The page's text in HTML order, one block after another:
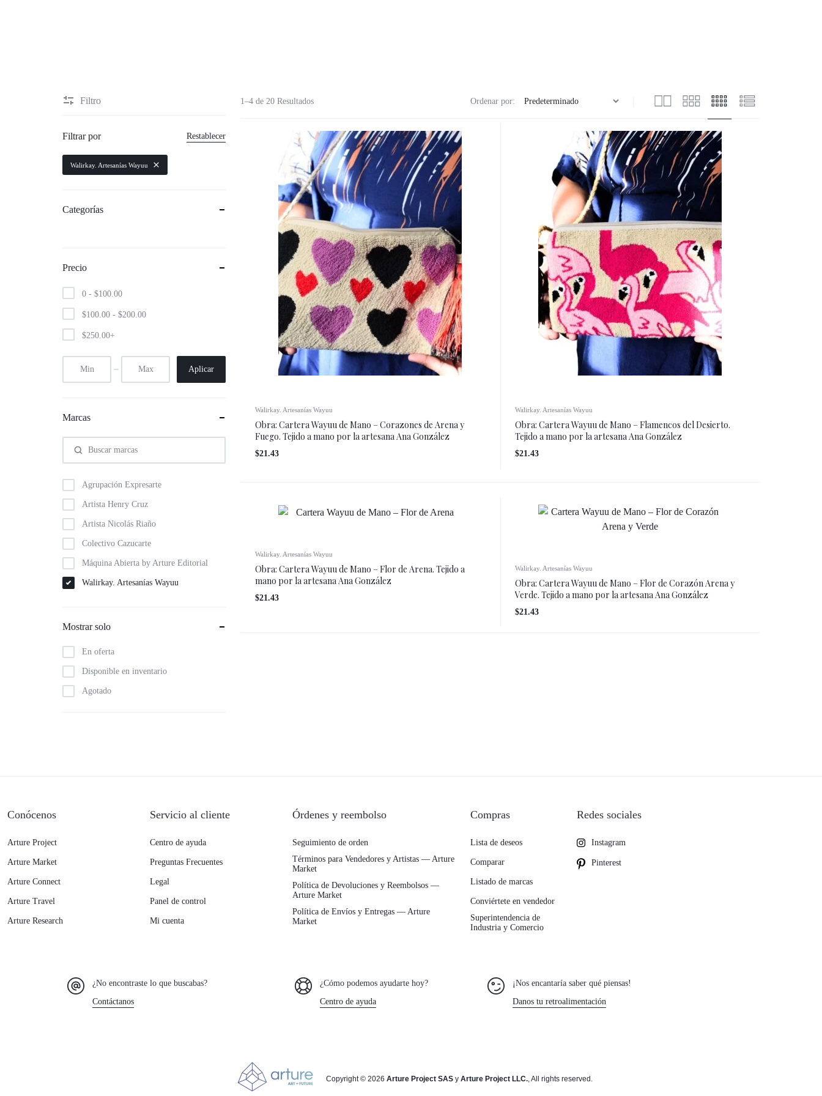
Audiovisual y Medios digitales
Cocina tradicional y Saberes
Educación artística y cultural
Experiencias culturales
Gestión o producción de eventos
1–4 de 20 Resultados Ordenar por:
Walirkay. Artesanías Wayuu
Obra: Cartera Wayuu de Mano – Corazones de Arena y
Fuego. Tejido a mano por la artesana Ana González
$21.43
Walirkay. Artesanías Wayuu
Obra: Cartera Wayuu de Mano – Flamencos del Desierto.
Tejido a mano por la artesana Ana González
$21.43
Walirkay. Artesanías Wayuu
Obra: Cartera Wayuu de Mano – Flor de Arena. Tejido a
mano por la artesana Ana González
$21.43
Walirkay. Artesanías Wayuu
Obra: Cartera Wayuu de Mano – Flor de Corazón Arena y
Verde. Tejido a mano por la artesana Ana González
$21.43
Filtro
Filtrar por Restablecer
Walirkay. Artesanías Wayuu
Categorías
Precio
0 - $100.00
$100.00 - $200.00
$250.00+
Aplicar
Marcas
Agrupación Expresarte
Artista Henry Cruz
Artista Nicolás Riaño
Colectivo Cazucarte
Máquina Abierta by Arture Editorial
Walirkay. Artesanías Wayuu
Mostrar solo
En oferta
Disponible en inventario
Agotado
Conócenos
Arture Project
Arture Market
Arture Connect
Arture Travel
Arture Research
Servicio al cliente
Centro de ayuda
Preguntas Frecuentes
Legal
Panel de control
Mi cuenta
Órdenes y reembolso
Seguimiento de orden
Términos para Vendedores y Artistas — Arture
Market
Política de Devoluciones y Reembolsos —
Arture Market
Política de Envíos y Entregas — Arture
Market
Compras
Lista de deseos
Comparar
Listado de marcas
Conviértete en vendedor
Superintendencia de
Industria y Comercio
Redes sociales
Instagram
Pinterest
¿No encontraste lo que buscabas?
Contáctanos
¿Cómo podemos ayudarte hoy?
Centro de ayuda
¡Nos encantaría saber qué piensas!
Danos tu retroalimentación
Copyright © 2026 Arture Project SAS y Arture Project LLC., All rights reserved.